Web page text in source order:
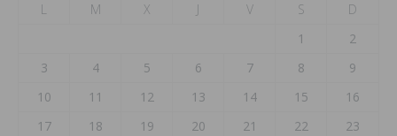
L
M X J V S
D
1
2
3
4 5 6 7 8
9
10
11 12 13 14 15
16
17
18 19 20 21 22
23